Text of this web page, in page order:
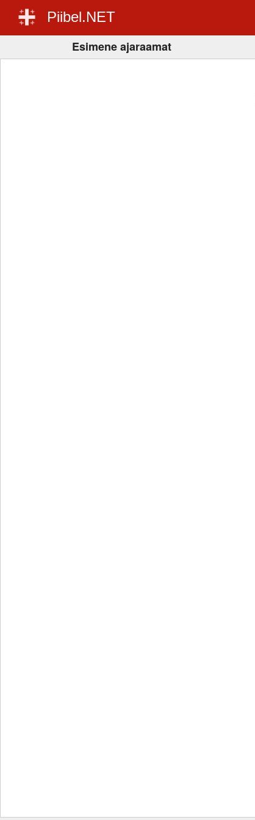
Piibel.NET
Esimene ajaraamat